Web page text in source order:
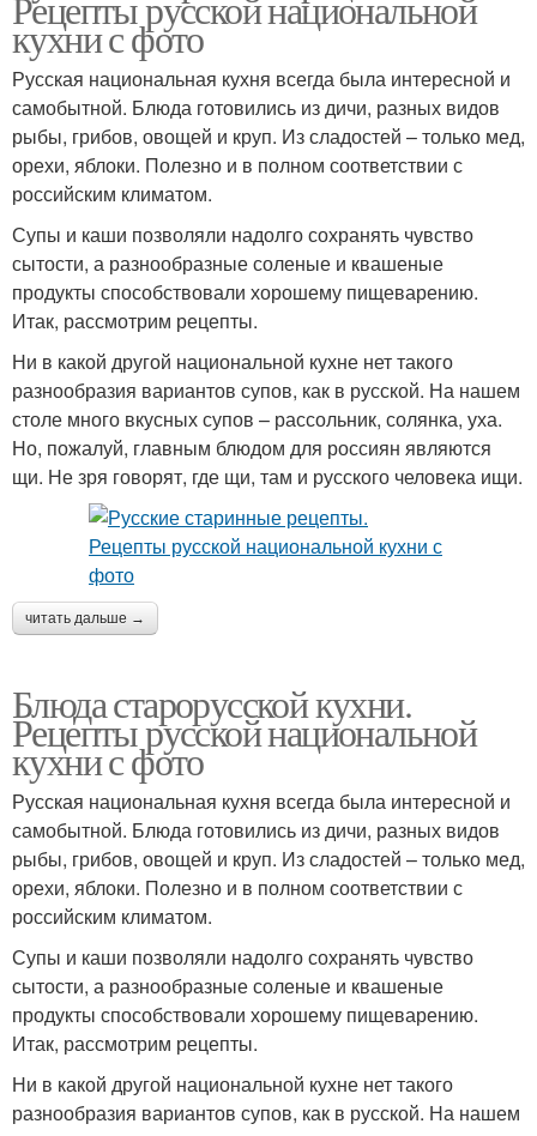
кухни с фото
Русская национальная кухня всегда была интересной и
самобытной. Блюда готовились из дичи, разных видов
рыбы, грибов, овощей и круп. Из сладостей – только мед,
орехи, яблоки. Полезно и в полном соответствии с
российским климатом.
Супы и каши позволяли надолго сохранять чувство
сытости, а разнообразные соленые и квашеные
продукты способствовали хорошему пищеварению.
Итак, рассмотрим рецепты.
Ни в какой другой национальной кухне нет такого
разнообразия вариантов супов, как в русской. На нашем
столе много вкусных супов – рассольник, солянка, уха.
Но, пожалуй, главным блюдом для россиян являются
щи. Не зря говорят, где щи, там и русского человека ищи.
читать дальше →
Блюда старорусской кухни.
Рецепты русской национальной
кухни с фото
Русская национальная кухня всегда была интересной и
самобытной. Блюда готовились из дичи, разных видов
рыбы, грибов, овощей и круп. Из сладостей – только мед,
орехи, яблоки. Полезно и в полном соответствии с
российским климатом.
Супы и каши позволяли надолго сохранять чувство
сытости, а разнообразные соленые и квашеные
продукты способствовали хорошему пищеварению.
Итак, рассмотрим рецепты.
Ни в какой другой национальной кухне нет такого
разнообразия вариантов супов, как в русской. На нашем